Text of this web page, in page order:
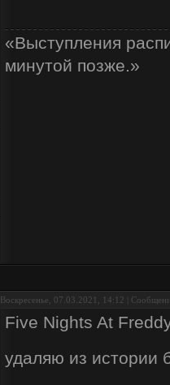
«Выступления
минутой позже.»
Воскресенье, 07.03.2021, 14:12 |
Five Nights At
удаляю из истории